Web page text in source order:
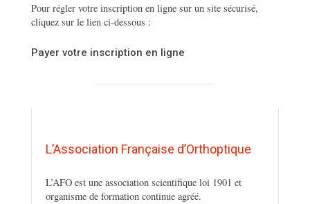
Pour régler votre inscription en ligne sur un site sécurisé,
cliquez sur le lien ci-dessous :
Payer votre inscription en ligne
L’Association Française d’Orthoptique
L’AFO est une association scientifique loi 1901 et
organisme de formation continue agréé.